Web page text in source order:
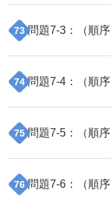
73 問題7-3 ：（順序
74 問題7-4 ：（順序
75 問題7-5 ：（順序
76 問題7-6 ：（順序